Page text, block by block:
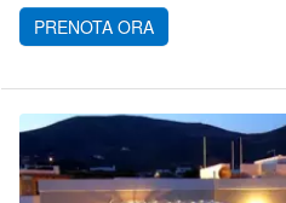
PRENOTA ORA